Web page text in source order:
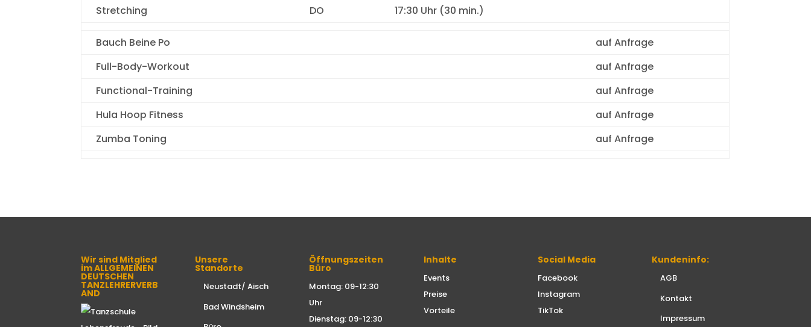
Stretching
DO 17:30 Uhr (30 min.)
Bauch Beine Po
auf Anfrage
Full-Body-Workout
auf Anfrage
Functional-Training
auf Anfrage
Hula Hoop Fitness
auf Anfrage
Zumba Toning
auf Anfrage
Wir sind Mitglied
im ALLGEMEINEN
DEUTSCHEN
TANZLEHRERVERB
AND
Unsere
Standorte
Neustadt/ Aisch
Bad Windsheim
Öffnungszeiten
Büro
Montag: 09-12:30
Uhr
Dienstag: 09-12:30
Inhalte
Events
Preise
Vorteile
Social Media
Facebook
Instagram
TikTok
Kundeninfo:
AGB
Kontakt
Impressum